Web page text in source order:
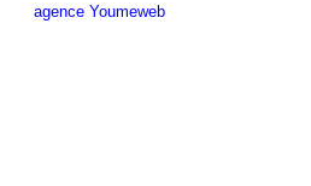
agence Youmeweb